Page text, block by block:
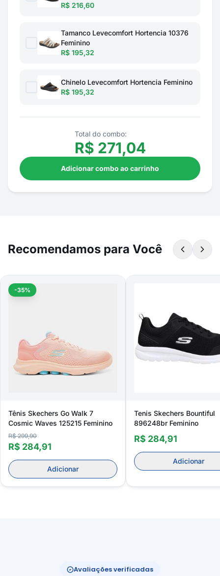
R$ 216,60
Tamanco Levecomfort Hortencia 10376
Feminino
R$ 195,32
Chinelo Levecomfort Hortencia Feminino
R$ 195,32
Total do combo:
R$ 271,04
Adicionar combo ao carrinho
Recomendamos para Você
-35%
Tênis Skechers Go Walk 7
Cosmic Waves 125215 Feminino
R$ 299,90
R$ 284,91
Adicionar
Tenis Skechers Bountiful
896248br Feminino
R$ 284,91
Adicionar
Avaliações verificadas